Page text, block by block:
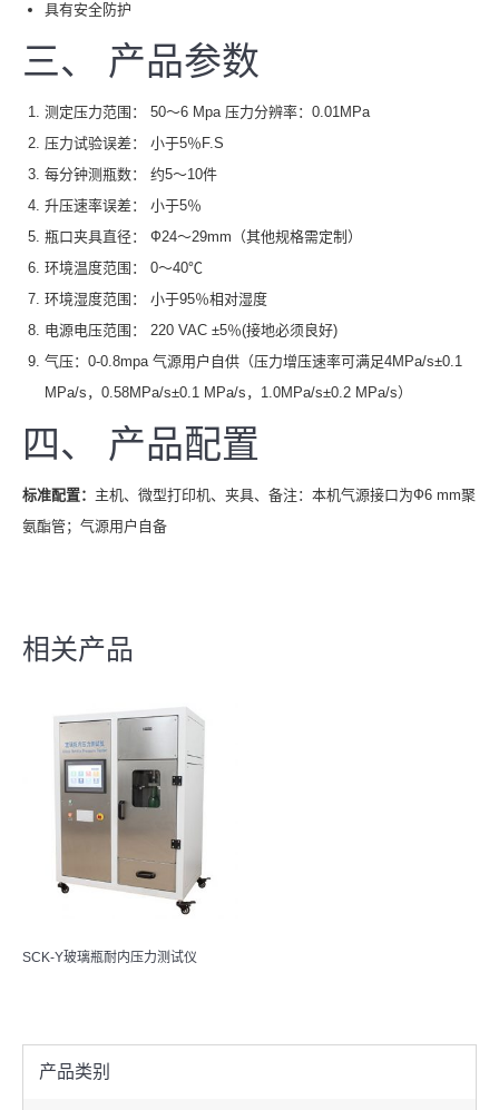
具有安全防护
三、 产品参数
测定压力范围： 50～6 Mpa 压力分辨率：0.01MPa
压力试验误差： 小于5％F.S
每分钟测瓶数： 约5～10件
升压速率误差： 小于5％
瓶口夹具直径： Ф24～29mm（其他规格需定制）
环境温度范围： 0～40℃
环境湿度范围： 小于95％相对湿度
电源电压范围： 220 VAC ±5％(接地必须良好)
气压：0-0.8mpa 气源用户自供（压力增压速率可满足4MPa/s±0.1
MPa/s，0.58MPa/s±0.1 MPa/s，1.0MPa/s±0.2 MPa/s）
四、 产品配置
标准配置： 主机、微型打印机、夹具、备注：本机气源接口为Ф6 mm聚
氨酯管；气源用户自备
相关产品
SCK-Y玻璃瓶耐内压力测试仪
产品类别